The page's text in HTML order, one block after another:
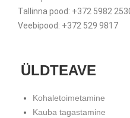
Tallinna pood: +372 5982
Veebipood: +372 529 9817
ÜLDTEAVE
Kohaletoimetamine
Kauba tagastamine